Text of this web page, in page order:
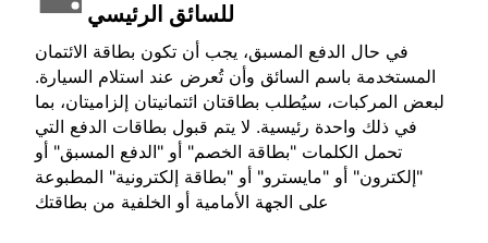
للسائق الرئيسي
في حال الدفع المسبق، يجب أن تكون بطاقة الائتمان
المستخدمة باسم السائق وأن تُعرض عند استلام السيارة.
لبعض المركبات، سيُطلب بطاقتان ائتمانيتان إلزاميتان، بما
في ذلك واحدة رئيسية. لا يتم قبول بطاقات الدفع التي
تحمل الكلمات "بطاقة الخصم" أو "الدفع المسبق" أو
"إلكترون" أو "مايسترو" أو "بطاقة إلكترونية" المطبوعة
على الجهة الأمامية أو الخلفية من بطاقتك